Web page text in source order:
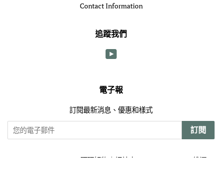
Contact Information
追蹤我們
電子報
訂閱最新消息、優惠和樣式
訂閱
© 2026 Ama Goodies 阿瑪好物｜網站由 Smart Kit Limited 維運